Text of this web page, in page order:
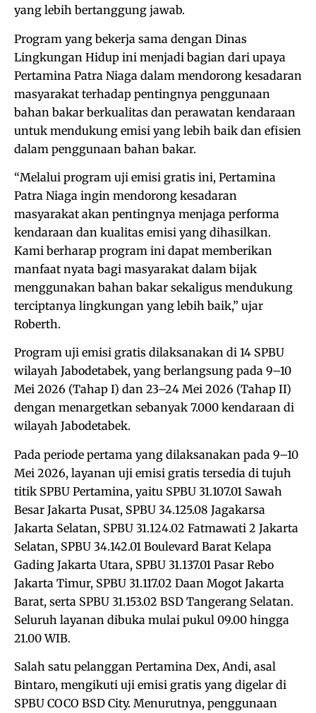
yang lebih bertanggung jawab.
Program yang bekerja sama dengan Dinas
Lingkungan Hidup ini menjadi bagian dari upaya
Pertamina Patra Niaga dalam mendorong kesadaran
masyarakat terhadap pentingnya penggunaan
bahan bakar berkualitas dan perawatan kendaraan
untuk mendukung emisi yang lebih baik dan efisien
dalam penggunaan bahan bakar.
“Melalui program uji emisi gratis ini, Pertamina
Patra Niaga ingin mendorong kesadaran
masyarakat akan pentingnya menjaga performa
kendaraan dan kualitas emisi yang dihasilkan.
Kami berharap program ini dapat memberikan
manfaat nyata bagi masyarakat dalam bijak
menggunakan bahan bakar sekaligus mendukung
terciptanya lingkungan yang lebih baik,” ujar
Roberth.
Program uji emisi gratis dilaksanakan di 14 SPBU
wilayah Jabodetabek, yang berlangsung pada 9–10
Mei 2026 (Tahap I) dan 23–24 Mei 2026 (Tahap II)
dengan menargetkan sebanyak 7.000 kendaraan di
wilayah Jabodetabek.
Pada periode pertama yang dilaksanakan pada 9–10
Mei 2026, layanan uji emisi gratis tersedia di tujuh
titik SPBU Pertamina, yaitu SPBU 31.107.01 Sawah
Besar Jakarta Pusat, SPBU 34.125.08 Jagakarsa
Jakarta Selatan, SPBU 31.124.02 Fatmawati 2 Jakarta
Selatan, SPBU 34.142.01 Boulevard Barat Kelapa
Gading Jakarta Utara, SPBU 31.137.01 Pasar Rebo
Jakarta Timur, SPBU 31.117.02 Daan Mogot Jakarta
Barat, serta SPBU 31.153.02 BSD Tangerang Selatan.
Seluruh layanan dibuka mulai pukul 09.00 hingga
21.00 WIB.
Salah satu pelanggan Pertamina Dex, Andi, asal
Bintaro, mengikuti uji emisi gratis yang digelar di
SPBU COCO BSD City. Menurutnya, penggunaan